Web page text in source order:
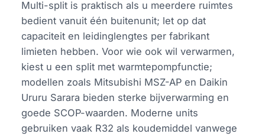
Multi-split is praktisch als u meerdere ruimtes
bedient vanuit één buitenunit; let op dat
capaciteit en leidinglengtes per fabrikant
limieten hebben. Voor wie ook wil verwarmen,
kiest u een split met warmtepompfunctie;
modellen zoals Mitsubishi MSZ-AP en Daikin
Ururu Sarara bieden sterke bijverwarming en
goede SCOP-waarden. Moderne units
gebruiken vaak R32 als koudemiddel vanwege